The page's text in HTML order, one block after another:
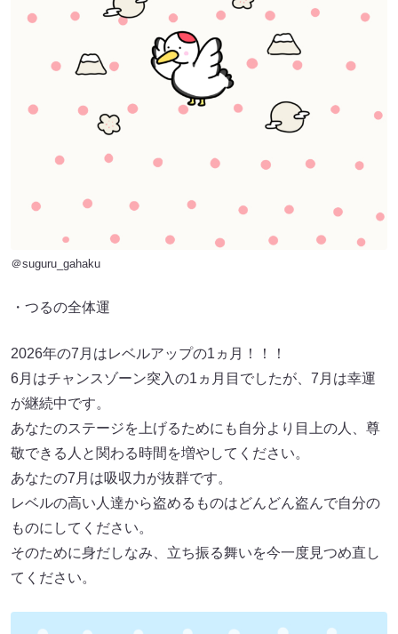
＠suguru_gahaku
・つるの全体運
2026年の7月はレベルアップの1ヵ月！！！
6月はチャンスゾーン突入の1ヵ月目でしたが、7月は幸運
が継続中です。
あなたのステージを上げるためにも自分より目上の人、尊
敬できる人と関わる時間を増やしてください。
あなたの7月は吸収力が抜群です。
レベルの高い人達から盗めるものはどんどん盗んで自分の
ものにしてください。
そのために身だしなみ、立ち振る舞いを今一度見つめ直し
てください。